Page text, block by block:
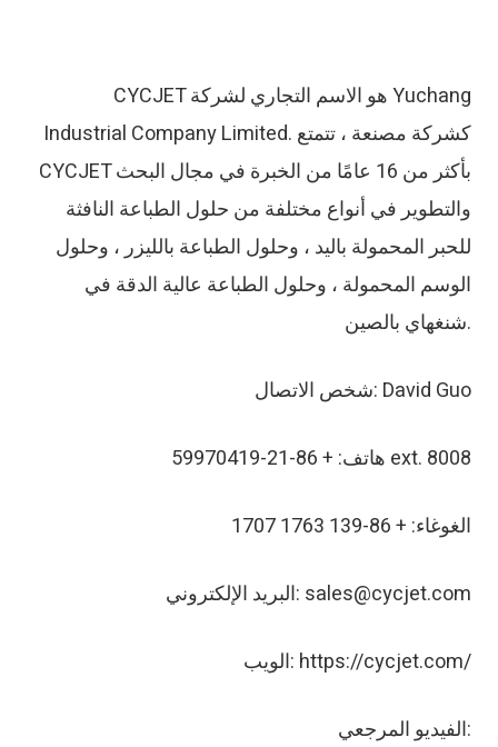
CYCJET هو الاسم التجاري لشركة Yuchang
Industrial Company Limited. كشركة مصنعة ، تتمتع
CYCJET بأكثر من 16 عامًا من الخبرة في مجال البحث
والتطوير في أنواع مختلفة من حلول الطباعة النافثة
للحبر المحمولة باليد ، وحلول الطباعة بالليزر ، وحلول
الوسم المحمولة ، وحلول الطباعة عالية الدقة في
شنغهاي بالصين.
شخص الاتصال: David Guo
هاتف: + 86-21-59970419 ext. 8008
الغوغاء: + 86-139 1763 1707
البريد الإلكتروني: sales@cycjet.com
الويب: https://cycjet.com/
الفيديو المرجعي: